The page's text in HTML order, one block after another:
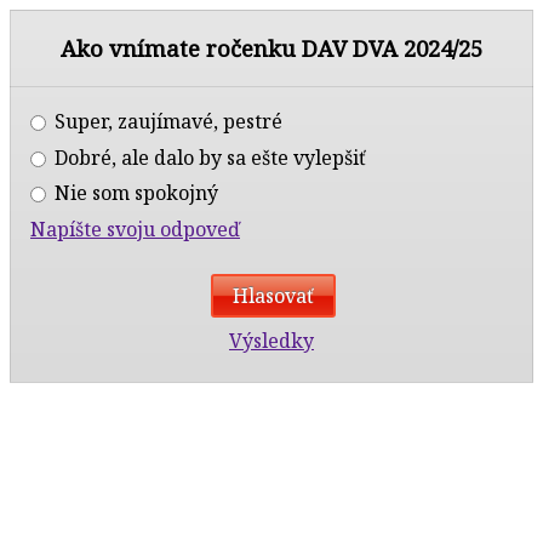
Ako vnímate ročenku DAV DVA 2024/25
Super, zaujímavé, pestré
Dobré, ale dalo by sa ešte vylepšiť
Nie som spokojný
Napíšte svoju odpoveď
Výsledky